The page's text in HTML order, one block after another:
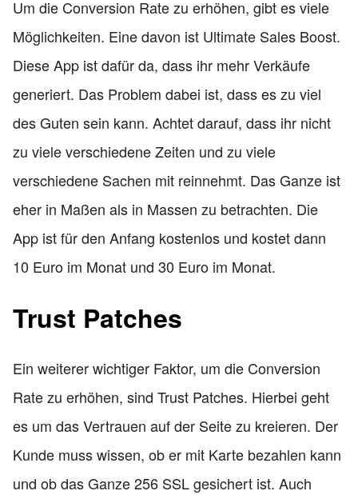
Um die Conversion Rate zu erhöhen, gibt es viele
Möglichkeiten. Eine davon ist Ultimate Sales Boost.
Diese App ist dafür da, dass ihr mehr Verkäufe
generiert. Das Problem dabei ist, dass es zu viel
des Guten sein kann. Achtet darauf, dass ihr nicht
zu viele verschiedene Zeiten und zu viele
verschiedene Sachen mit reinnehmt. Das Ganze ist
eher in Maßen als in Massen zu betrachten. Die
App ist für den Anfang kostenlos und kostet dann
10 Euro im Monat und 30 Euro im Monat.
Trust Patches
Ein weiterer wichtiger Faktor, um die Conversion
Rate zu erhöhen, sind Trust Patches. Hierbei geht
es um das Vertrauen auf der Seite zu kreieren. Der
Kunde muss wissen, ob er mit Karte bezahlen kann
und ob das Ganze 256 SSL gesichert ist. Auch